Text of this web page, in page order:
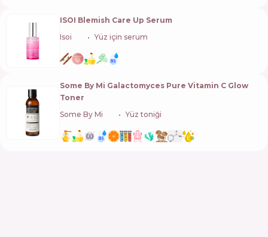
ISOI Blemish Care Up Serum
Isoi
Yüz için serum
Some By Mi Galactomyces Pure Vitamin C Glow
Toner
Some By Mi
Yüz toniği